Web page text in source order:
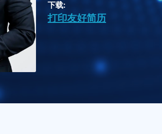
下载:
打印友好简历